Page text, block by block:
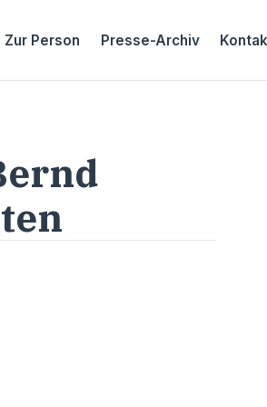
Zur Person Presse-Archiv